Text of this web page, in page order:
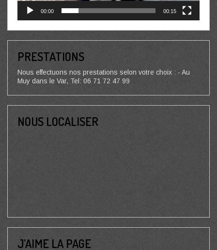
00:00 00:15
PRESTATIONS
Nous effectuons nos prestations selon votre choix : - Au
Muy dans le Var, Tel: 06 71 72 47 99
NOUS LOCALISER
J’AIME LA PAGE